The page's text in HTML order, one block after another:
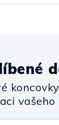
koncovky
vašeho